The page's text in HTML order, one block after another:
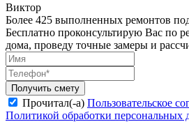
Виктор
Более 425 выполненных ремонтов
Бесплатно проконсультирую Вас по
дома, проведу точные замеры и
Получить смету
Прочитал(-а) Пользовательское
Политикой обработки персональных